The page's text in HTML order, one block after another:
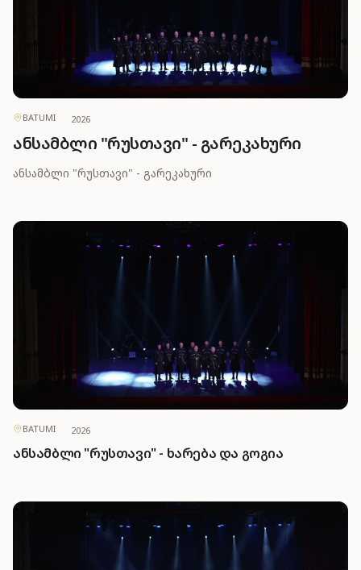
BATUMI · 2026
ანსამბლი "რუსთავი" - გარეკახური
ანსამბლი "რუსთავი" - გარეკახური
BATUMI · 2026
ანსამბლი "რუსთავი" - ხარება და გოგია